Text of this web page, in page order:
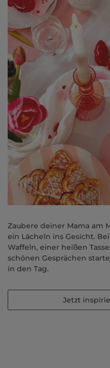
Zaubere deiner Mama am
ein Lächeln ins Gesicht.
Waffeln, einer heißen
schönen Gesprächen
in den Tag.
Jetzt